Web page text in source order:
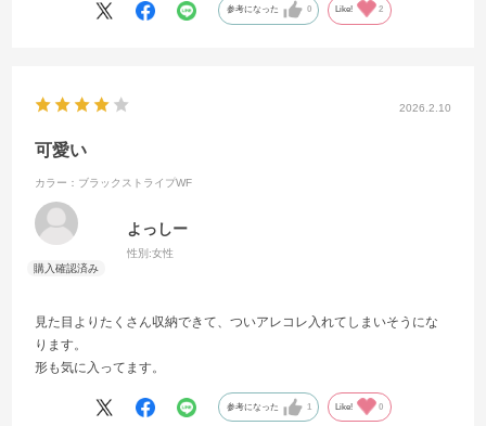
参考になった 0 Like! 2
2026.2.10
可愛い
カラー：ブラックストライプWF
よっしー
性別:女性
見た目よりたくさん収納できて、ついアレコレ入れてしまいそうにな
ります。
形も気に入ってます。
参考になった 1 Like! 0